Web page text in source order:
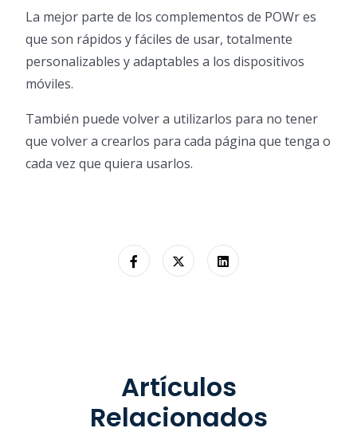
La mejor parte de los complementos de POWr es
que son rápidos y fáciles de usar, totalmente
personalizables y adaptables a los dispositivos
móviles.
También puede volver a utilizarlos para no tener
que volver a crearlos para cada página que tenga o
cada vez que quiera usarlos.
Artículos
Relacionados